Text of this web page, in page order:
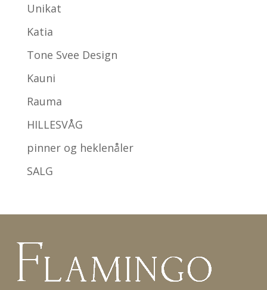
Unikat
Katia
Tone Svee Design
Kauni
Rauma
HILLESVÅG
pinner og heklenåler
SALG